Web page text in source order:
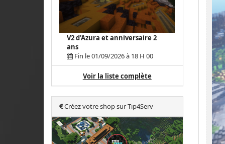
V2 d'Azura et anniversaire 2
ans
Fin le 01/09/2026 à 18 H 00
Voir la liste complète
Créez votre shop sur Tip4Serv